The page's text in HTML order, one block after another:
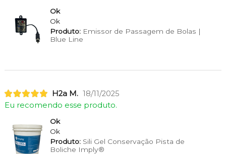
Ok
Ok
Produto:Emissor de Passagem de Bolas |
Blue Line
H2a M. 18/11/2025
Eu recomendo esse produto.
Ok
Ok
Produto:Sili Gel Conservação Pista de
Boliche Imply®